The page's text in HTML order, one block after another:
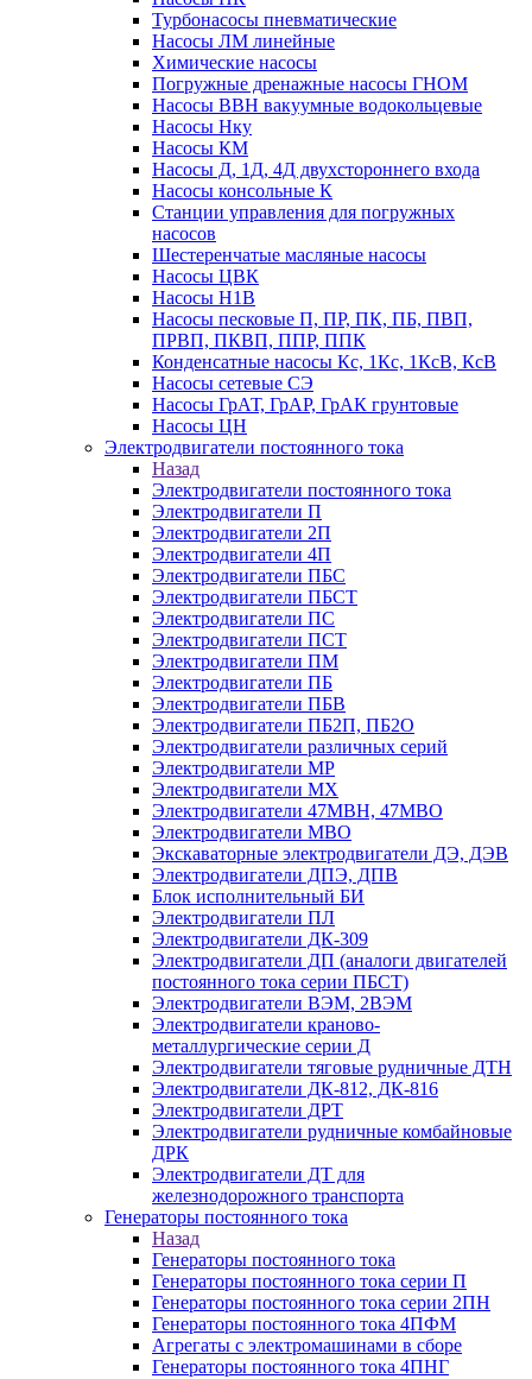
Турбонасосы пневматические
Насосы ЛМ линейные
Химические насосы
Погружные дренажные насосы ГНОМ
Насосы ВВН вакуумные водокольцевые
Насосы Нку
Насосы КМ
Насосы Д, 1Д, 4Д двухстороннего входа
Насосы консольные К
Станции управления для погружных
насосов
Шестеренчатые масляные насосы
Насосы ЦВК
Насосы Н1В
Насосы песковые П, ПР, ПК, ПБ, ПВП,
ПРВП, ПКВП, ППР, ППК
Конденсатные насосы Кс, 1Кс, 1КсВ, КсВ
Насосы сетевые СЭ
Насосы ГрАТ, ГрАР, ГрАК грунтовые
Насосы ЦН
Электродвигатели постоянного тока
Назад
Электродвигатели постоянного тока
Электродвигатели П
Электродвигатели 2П
Электродвигатели 4П
Электродвигатели ПБС
Электродвигатели ПБСТ
Электродвигатели ПС
Электродвигатели ПСТ
Электродвигатели ПМ
Электродвигатели ПБ
Электродвигатели ПБВ
Электродвигатели ПБ2П, ПБ2О
Электродвигатели различных серий
Электродвигатели МР
Электродвигатели MX
Электродвигатели 47MBH, 47МВО
Электродвигатели MBO
Экскаваторные электродвигатели ДЭ, ДЭВ
Электродвигатели ДПЭ, ДПВ
Блок исполнительный БИ
Электродвигатели ПЛ
Электродвигатели ДК-309
Электродвигатели ДП (аналоги двигателей
постоянного тока серии ПБСТ)
Электродвигатели ВЭМ, 2ВЭМ
Электродвигатели краново-
металлургические серии Д
Электродвигатели тяговые рудничные ДТН
Электродвигатели ДК-812, ДК-816
Электродвигатели ДРТ
Электродвигатели рудничные комбайновые
ДРК
Электродвигатели ДТ для
железнодорожного транспорта
Генераторы постоянного тока
Назад
Генераторы постоянного тока
Генераторы постоянного тока серии П
Генераторы постоянного тока серии 2ПН
Генераторы постоянного тока 4ПФМ
Агрегаты с электромашинами в сборе
Генераторы постоянного тока 4ПНГ